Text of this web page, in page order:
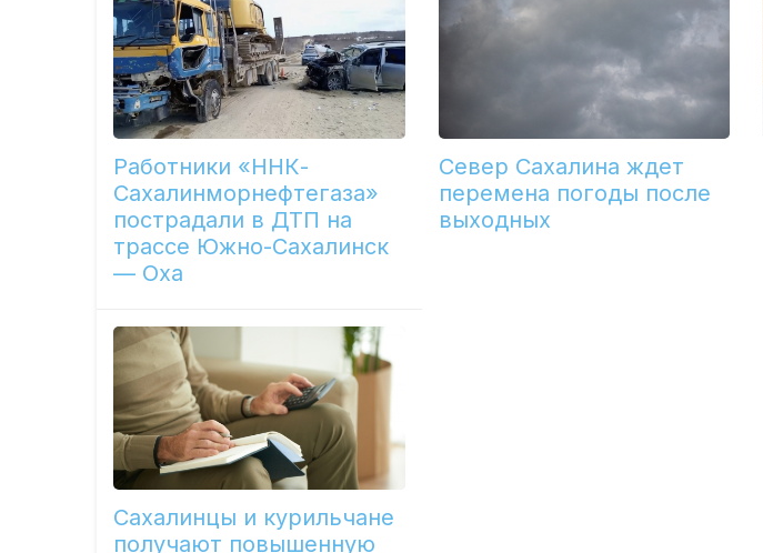
Работники «ННК-
Сахалинморнефтегаза»
пострадали в ДТП на
трассе Южно-Сахалинск
— Оха
Север Сахалина ждет
перемена погоды после
выходных
Сахалинцы и курильчане
получают повышенную